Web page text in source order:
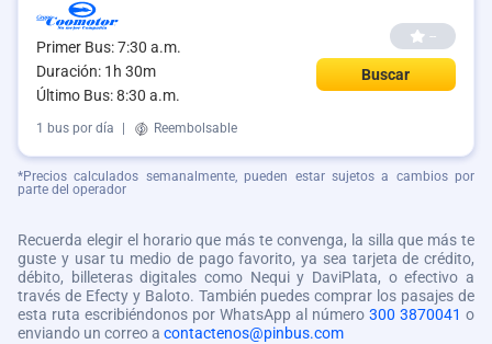
Primer Bus: 7:30 a.m.
Duración: 1h 30m
Último Bus: 8:30 a.m.
--
Buscar
1 bus por día Reembolsable
*Precios calculados semanalmente, pueden estar sujetos a cambios por
parte del operador
Recuerda elegir el horario que más te convenga, la silla que más te
guste y usar tu medio de pago favorito, ya sea tarjeta de crédito,
débito, billeteras digitales como Nequi y DaviPlata, o efectivo a
través de Efecty y Baloto. También puedes comprar los pasajes de
esta ruta escribiéndonos por WhatsApp al número 300 3870041 o
enviando un correo a contactenos@pinbus.com